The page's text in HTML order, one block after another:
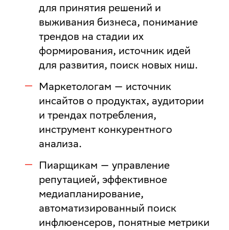
для принятия решений и
выживания бизнеса, понимание
трендов на стадии их
формирования, источник идей
для развития, поиск новых ниш.
Маркетологам — источник
инсайтов о продуктах, аудитории
и трендах потребления,
инструмент конкурентного
анализа.
Пиарщикам — управление
репутацией, эффективное
медиапланирование,
автоматизированный поиск
инфлюенсеров, понятные метрики